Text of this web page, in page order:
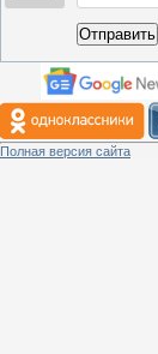
Отправить
Полная версия сайта